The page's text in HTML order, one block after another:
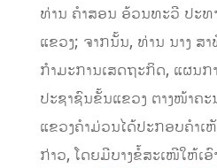
ທ່ານ ຄຳສອນ ອ້ວນທະວີ ປະທ
ແຂວງ; ຈາກນັ້ນ, ທ່ານ ນາງ ສ
ກຳມະການເສດຖະກິດ, ແຜນກ
ປະຊາຊົນຂັ້ນແຂວງ ຕາງໜ້າຄະ
ແຂວງຄຳມ່ວນໄດ້ປະກອບຄໍາເ
ກ່າວ, ໂດຍມີບາງຂໍ້ສະເໜີໃຫ້ເ